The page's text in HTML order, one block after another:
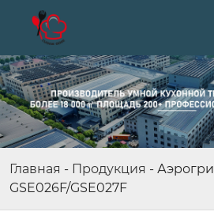
Главная - Продукция -
GSE026F/GSE027F